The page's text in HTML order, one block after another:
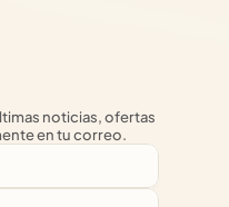
noticias, ofertas
en tu correo.